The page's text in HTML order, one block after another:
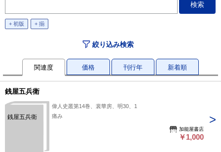
+ 初版 + 揃
絞り込み検索
関連度 価格 刊行年 新着順
銭屋五兵衛
銭屋五兵衛
偉人史叢第14巻、裳華房、明30、1
痛み
加能屋書店
￥1,000